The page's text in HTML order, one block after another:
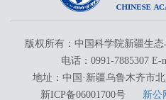
版权所有：中国科学院新疆生
电话：0991-7885307 E-
地址：中国·新疆乌鲁木齐市
新ICP备06001700号 新公